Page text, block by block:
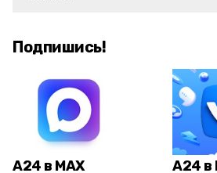
Подпишись!
А24 в MAX А24 в